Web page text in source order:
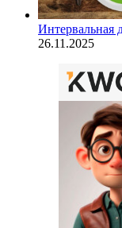
26.11.2025